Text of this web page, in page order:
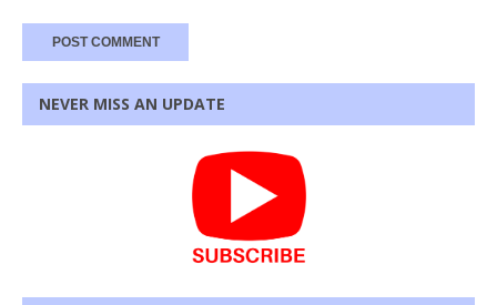
NEVER MISS AN UPDATE